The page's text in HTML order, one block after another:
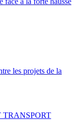
les projets de la